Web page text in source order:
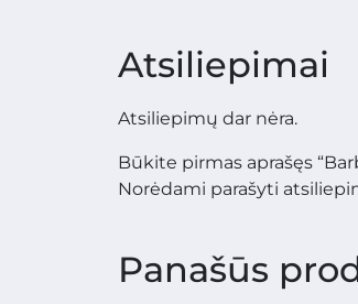
Atsiliepimai
Atsiliepimų dar nėra.
Būkite pirmas aprašęs
Norėdami parašyti
Panašūs